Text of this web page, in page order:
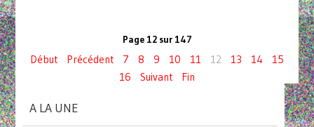
Page 12 sur 147
Début Précédent 7 8 9 10 11 12 13 14
15
16
Suivant Fin
A LA UNE